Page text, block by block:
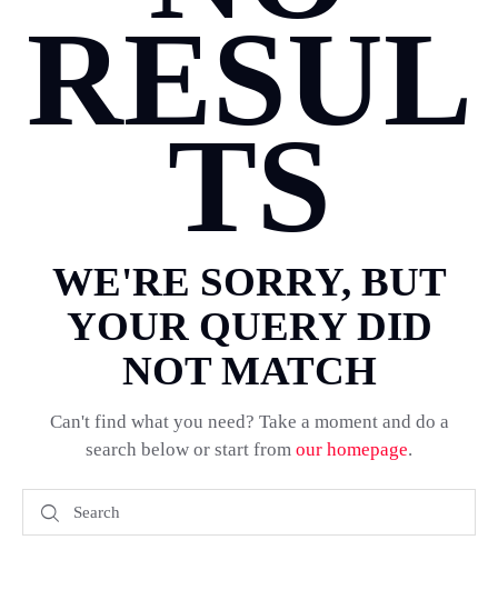
RESUL
TS
WE'RE SORRY, BUT
YOUR QUERY DID
NOT MATCH
Can't find what you need? Take a moment and do a
search below or start from our homepage.